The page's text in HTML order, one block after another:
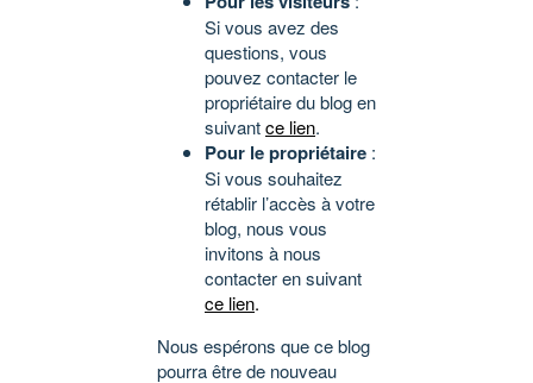
Si vous avez des
questions, vous
pouvez contacter le
propriétaire du blog en
suivantce lien.
Pour le propriétaire :
Si vous souhaitez
rétablir l’accès à votre
blog, nous vous
invitons à nous
contacter en suivant
ce lien.
Nous espérons que ce blog
pourra être de nouveau